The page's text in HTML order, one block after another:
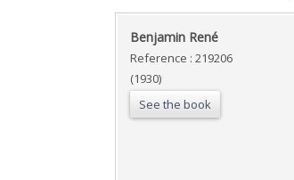
‎Benjamin René‎
Reference : 219206
(1930)
See the book